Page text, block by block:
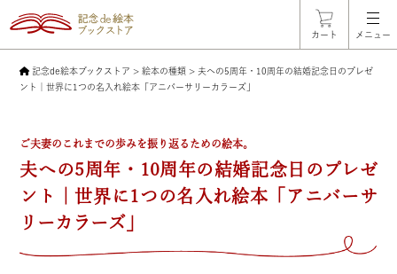
カート メニュー
記念de絵本ブックストア >絵本の種類 > 夫への5周年・10周年の結婚記念日のプレゼ
ント｜世界に1つの名入れ絵本「アニバーサリーカラーズ」
ご夫妻のこれまでの歩みを振り返るための絵本。
夫への5周年・10周年の結婚記念日のプレゼ
ント｜世界に1つの名入れ絵本「アニバーサ
リーカラーズ」